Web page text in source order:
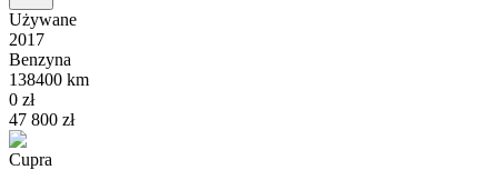
Używane
2017
Benzyna
138400 km
0 zł
47 800 zł
Cupra